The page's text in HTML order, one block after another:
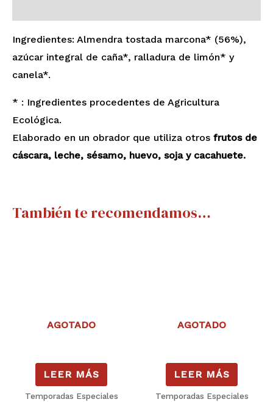
Ingredientes: Almendra tostada marcona* (56%),
azúcar integral de caña*, ralladura de limón* y
canela*.
* : Ingredientes procedentes de Agricultura
Ecológica.
Elaborado en un obrador que utiliza otros frutos de
cáscara, leche, sésamo, huevo, soja y cacahuete.
También te recomendamos…
AGOTADO
LEER MÁS
Temporadas Especiales
AGOTADO
LEER MÁS
Temporadas Especiales